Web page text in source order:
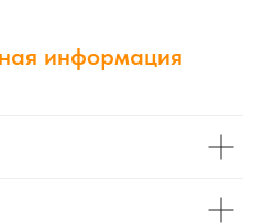
информация